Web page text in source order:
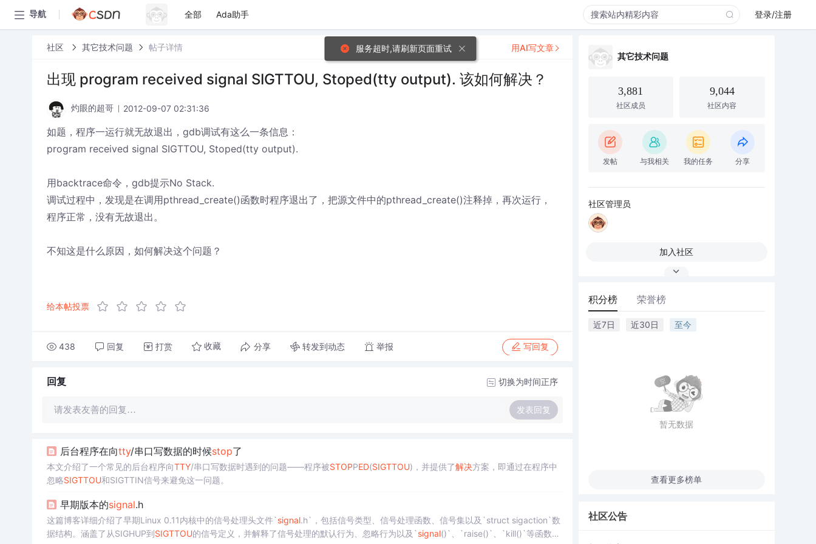
导航 全部 Ada助手 登录/注册
社区 其它技术问题 帖子详情
出现 program received signal SIGTTOU, Stoped(tty output). 该如何解决？
灼眼的超哥 2012-09-07 02:31:36
如题，程序一运行就无故退出，gdb调试有这么一条信息：
program received signal SIGTTOU, Stoped(tty output).
用backtrace命令，gdb提示No Stack.
调试过程中，发现是在调用pthread_create()函数时程序退出了，把源文件中的pthread_create()注释掉，再次运行，
程序正常，没有无故退出。
不知这是什么原因，如何解决这个问题？
给本帖投票
438 回复 打赏 收藏 分享 转发到动态 举报 写回复
用AI写文章
回复 切换为时间正序
请发表友善的回复… 发表回复
后台程序在向tty/串口写数据的时候stop了
本文介绍了一个常见的后台程序向TTY/串口写数据时遇到的问题——程序被STOPPED(SIGTTOU)，并提供了解决方案，即通过在程序中
忽略SIGTTOU和SIGTTIN信号来避免这一问题。
早期版本的signal.h
这篇博客详细介绍了早期Linux 0.11内核中的信号处理头文件`signal.h`，包括信号类型、信号处理函数、信号集以及`struct sigaction`数
据结构。涵盖了从SIGHUP到SIGTTOU的信号定义，并解释了信号处理的默认行为、忽略行为以及`signal()`、`raise()`、`kill()`等函数的
其它技术问题
3,881
社区成员
9,044
社区内容
发帖 与我相关 我的任务 分享
社区管理员
加入社区
积分榜 荣誉榜
近7日 近30日 至今
暂无数据
查看更多榜单
社区公告
服务超时,请刷新页面重试